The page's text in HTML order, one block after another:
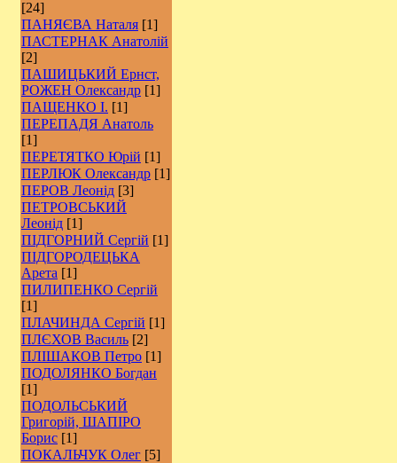
[24]
ПАНЯЄВА Наталя [1]
ПАСТЕРНАК Анатолій
[2]
ПАШИЦЬКИЙ Ернст,
РОЖЕН Олександр [1]
ПАЩЕНКО І. [1]
ПЕРЕПАДЯ Анатоль
[1]
ПЕРЕТЯТКО Юрій [1]
ПЕРЛЮК Олександр [1]
ПЕРОВ Леонід [3]
ПЕТРОВСЬКИЙ
Леонід [1]
ПІДГОРНИЙ Сергій [1]
ПІДГОРОДЕЦЬКА
Арета [1]
ПИЛИПЕНКО Сергій
[1]
ПЛАЧИНДА Сергій [1]
ПЛЄХОВ Василь [2]
ПЛІШАКОВ Петро [1]
ПОДОЛЯНКО Богдан
[1]
ПОДОЛЬСЬКИЙ
Григорій, ШАПІРО
Борис [1]
ПОКАЛЬЧУК Олег [5]